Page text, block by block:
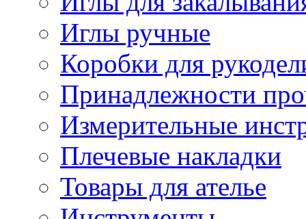
Иглы ручные
Коробки для
Принадлежности
Измерительные
Плечевые накладки
Товары для ателье